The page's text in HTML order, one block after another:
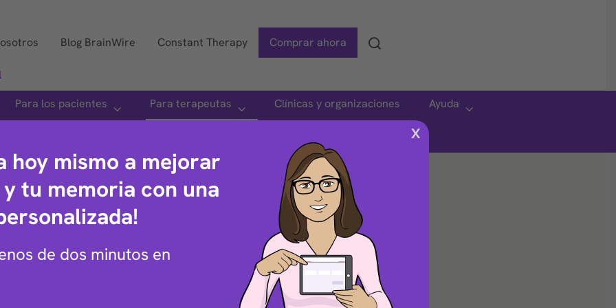
Blog BrainWire Constant Therapy Comprar ahora
Para los pacientes Para terapeutas Clínicas y organizaciones
Ayuda
hoy mismo a mejorar
tu memoria con una
de dos minutos en
X